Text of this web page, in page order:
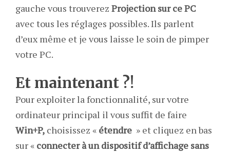
gauche vous trouverez Projection sur ce PC
avec tous les réglages possibles. Ils parlent
d’eux même et je vous laisse le soin de pimper
votre PC.
Et maintenant ?!
Pour exploiter la fonctionnalité, sur votre
ordinateur principal il vous suffit de faire
Win+P, choisissez « étendre » et cliquez en bas
sur « connecter à un dispositif d’affichage sans